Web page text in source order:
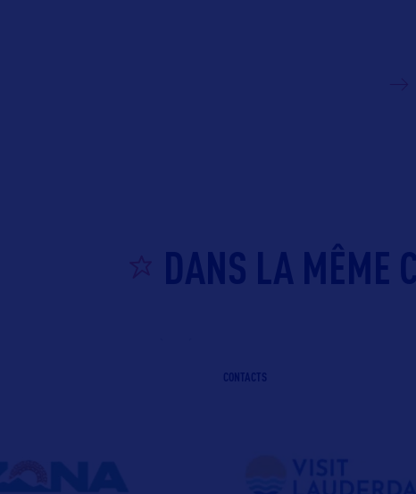
DANS LA MÊME
CONTACTS